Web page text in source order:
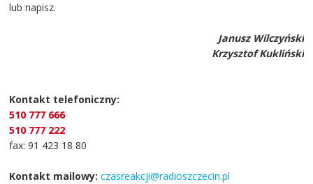
lub napisz.
Janusz Wilczyński
Krzysztof Kukliński
Kontakt telefoniczny:
510 777 666
510 777 222
fax: 91 423 18 80
Kontakt mailowy: czasreakcji@radioszczecin.pl